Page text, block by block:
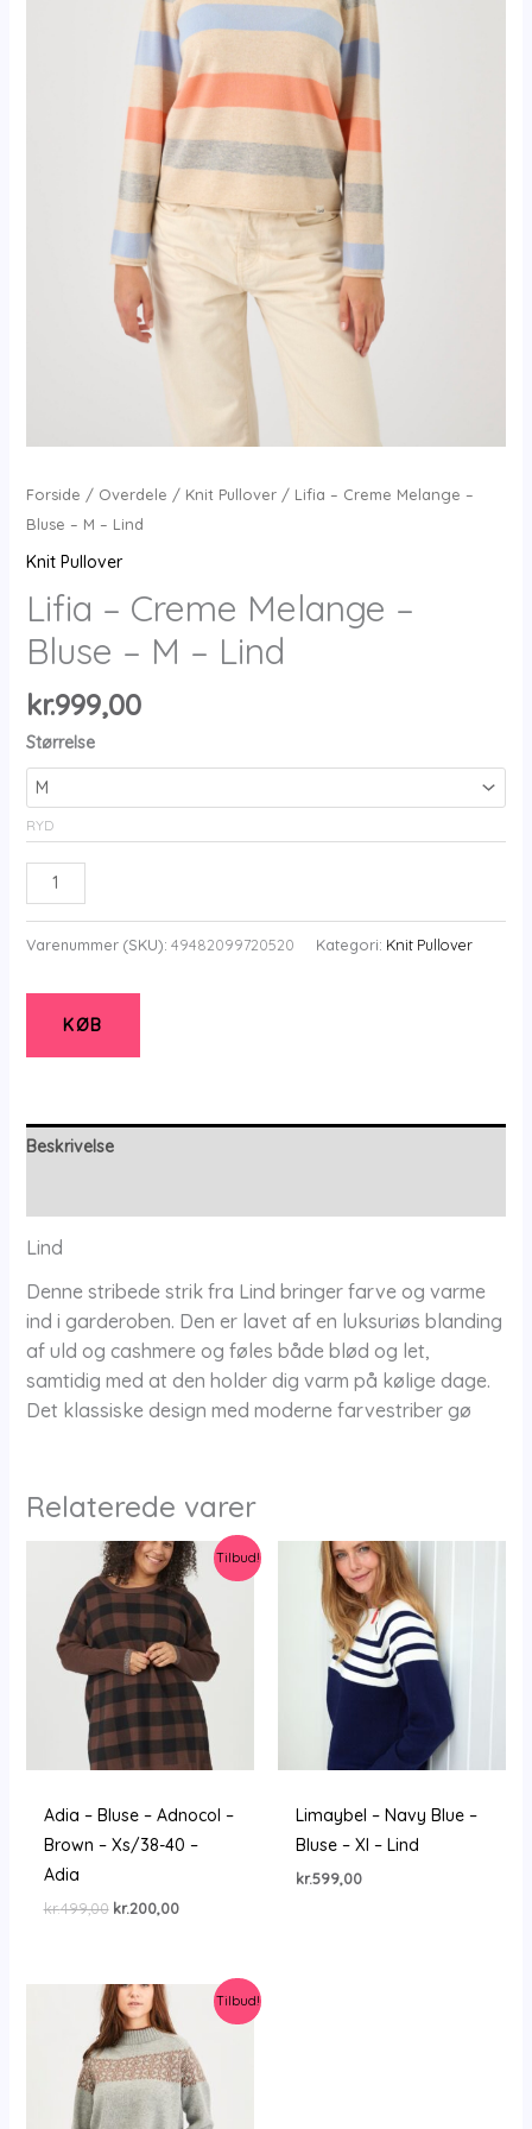
Forside / Overdele / Knit Pullover/ Lifia – Creme Melange –
Bluse – M – Lind
Knit Pullover
Lifia – Creme Melange –
Bluse – M – Lind
kr.999,00
Størrelse
RYD
Lifia
-
Creme
-
Bluse
-
Lind
Varenummer (SKU): 49482099720520 Kategori: Knit Pullover
KØB
Beskrivelse
Lind
Denne stribede strik fra Lind bringer farve og varme
ind i garderoben. Den er lavet af en luksuriøs blanding
af uld og cashmere og føles både blød og let,
samtidig med at den holder dig varm på kølige dage.
Det klassiske design med moderne farvestriber gø
Relaterede varer
Tilbud!
Adia – Bluse – Adnocol –
Brown – Xs/38-40 –
Adia
kr.499,00 Den
kr.499,00.
kr.200,00Den
kr.200,00.
Limaybel – Navy Blue –
Bluse – Xl – Lind
kr.599,00
Tilbud!